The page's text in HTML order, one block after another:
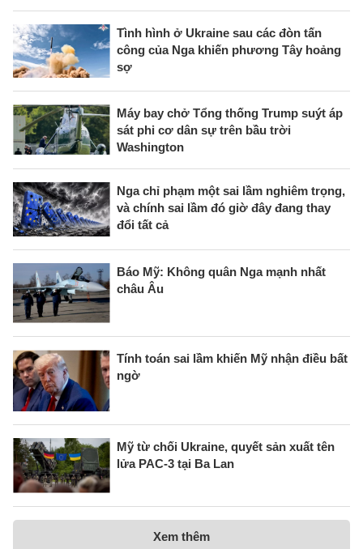
Tình hình ở Ukraine sau các đòn tấn
công của Nga khiến phương Tây hoảng
sợ
Máy bay chở Tổng thống Trump suýt áp
sát phi cơ dân sự trên bầu trời
Washington
Nga chỉ phạm một sai lầm nghiêm trọng,
và chính sai lầm đó giờ đây đang thay
đổi tất cả
Báo Mỹ: Không quân Nga mạnh nhất
châu Âu
Tính toán sai lầm khiến Mỹ nhận điều bất
ngờ
Mỹ từ chối Ukraine, quyết sản xuất tên
lửa PAC-3 tại Ba Lan
Xem thêm